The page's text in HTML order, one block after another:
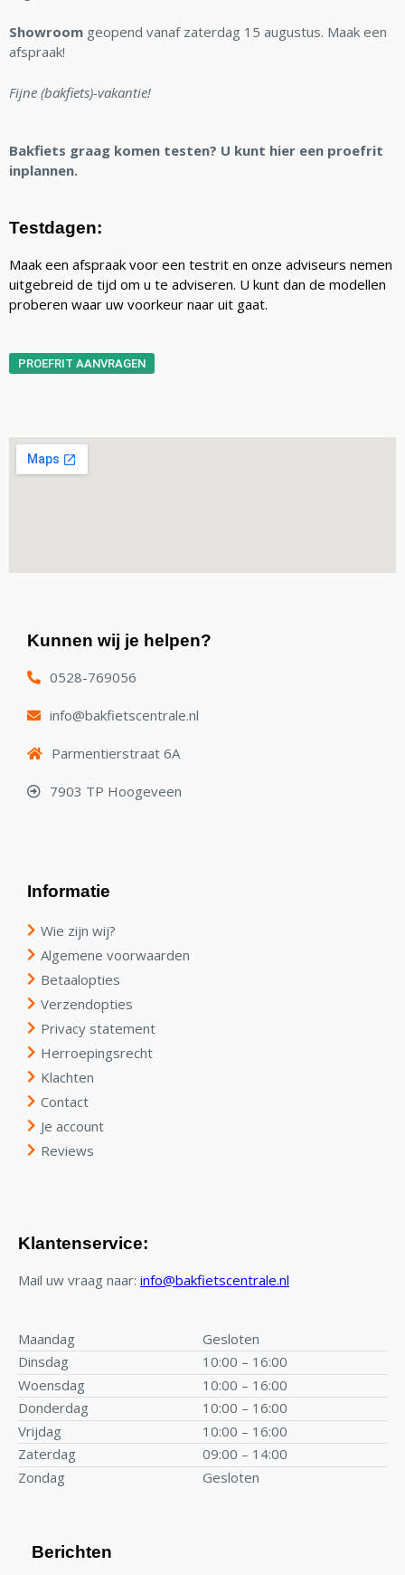
Showroom geopend vanaf zaterdag 15 augustus. Maak een
afspraak!
Fijne (bakfiets)-vakantie!
Bakfiets graag komen testen? U kunt hier een proefrit
inplannen.
Testdagen:
Maak een afspraak voor een testrit en onze adviseurs nemen
uitgebreid de tijd om u te adviseren. U kunt dan de modellen
proberen waar uw voorkeur naar uit gaat.
PROEFRIT AANVRAGEN
Kunnen wij je helpen?
0528-769056
info@bakfietscentrale.nl
Parmentierstraat 6A
7903 TP Hoogeveen
Informatie
Wie zijn wij?
Algemene voorwaarden
Betaalopties
Verzendopties
Privacy statement
Herroepingsrecht
Klachten
Contact
Je account
Reviews
Klantenservice:
Mail uw vraag naar: info@bakfietscentrale.nl
Maandag
Gesloten
Dinsdag
10:00 – 16:00
Woensdag
10:00 – 16:00
Donderdag
10:00 – 16:00
Vrijdag
10:00 – 16:00
Zaterdag
09:00 – 14:00
Zondag
Gesloten
Berichten